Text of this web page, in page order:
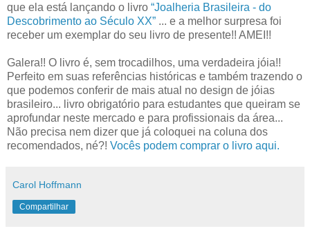
que ela está lançando o livro “Joalheria Brasileira - do
Descobrimento ao Século XX” ... e a melhor surpresa foi
receber um exemplar do seu livro de presente!! AMEI!!
Galera!! O livro é, sem trocadilhos, uma verdadeira jóia!!
Perfeito em suas referências históricas e também trazendo o
que podemos conferir de mais atual no design de jóias
brasileiro... livro obrigatório para estudantes que queiram se
aprofundar neste mercado e para profissionais da área...
Não precisa nem dizer que já coloquei na coluna dos
recomendados, né?! Vocês podem comprar o livro aqui.
Carol Hoffmann
Compartilhar